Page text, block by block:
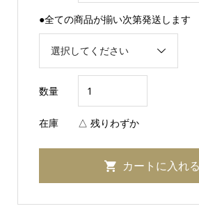
●全ての商品が揃い次第発送します
数量
在庫 △ 残りわずか